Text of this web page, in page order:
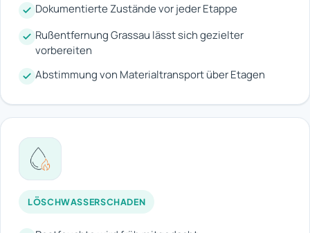
Dokumentierte Zustände vor jeder Etappe
Rußentfernung Grassau lässt sich gezielter
vorbereiten
Abstimmung von Materialtransport über Etagen
LÖSCHWASSERSCHADEN